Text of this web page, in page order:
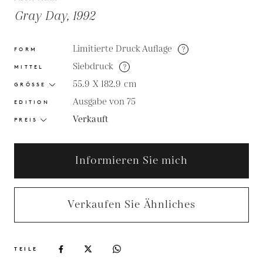
Gray Day, 1992
FORM Limitierte Druck Auflage ?
MITTEL Siebdruck ?
GRÖSSE 55.9 X 182.9 cm
EDITION Ausgabe von 75
PREIS Verkauft
Informieren Sie mich
Verkaufen Sie Ähnliches
TEILE